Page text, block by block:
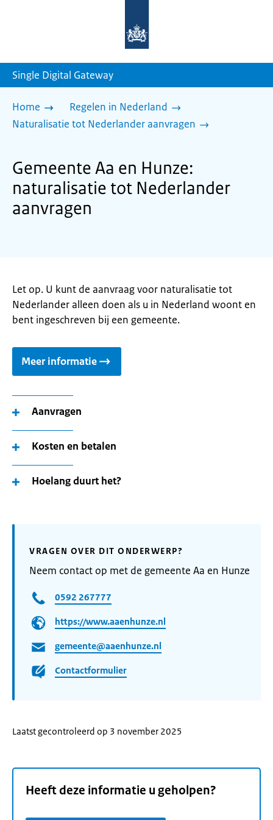
homepage
Single Digital Gateway
Home
Regelen in Nederland
Naturalisatie tot Nederlander aanvragen
Gemeente Aa en Hunze:
naturalisatie tot Nederlander
aanvragen
Let op. U kunt de aanvraag voor naturalisatie tot
Nederlander alleen doen als u in Nederland woont en
bent ingeschreven bij een gemeente.
Meer informatie
Aanvragen
Kosten en betalen
Hoelang duurt het?
VRAGEN OVER DIT ONDERWERP?
Neem contact op met de gemeente Aa en Hunze
0592 267777
https://www.aaenhunze.nl
gemeente@aaenhunze.nl
Contactformulier
Laatst gecontroleerd op 3 november 2025
Heeft deze informatie u geholpen?